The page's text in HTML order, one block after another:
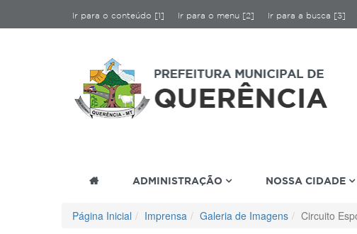
Ir para o conteúdo [1] Ir para o menu [2] Ir para a busca [3]
ADMINISTRAÇÃO NOSSA CIDADE
Página Inicial Imprensa Galeria de Imagens Circuito